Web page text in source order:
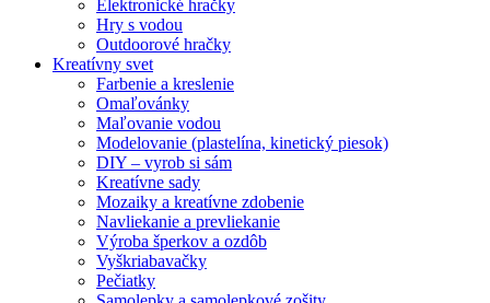
Elektronické hračky
Hry s vodou
Outdoorové hračky
Kreatívny svet
Farbenie a kreslenie
Omaľovánky
Maľovanie vodou
Modelovanie (plastelína, kinetický piesok)
DIY – vyrob si sám
Kreatívne sady
Mozaiky a kreatívne zdobenie
Navliekanie a prevliekanie
Výroba šperkov a ozdôb
Vyškriabavačky
Pečiatky